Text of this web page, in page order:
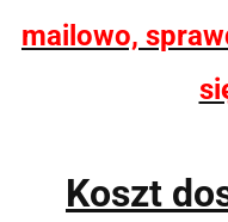
mailowo,
Koszt